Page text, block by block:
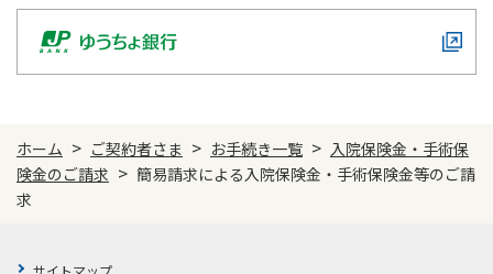
お問い合わせ
ご契約手続きの流れ
保険料のお払込方法
お問い合わせ
かんぽアプリ～かんぽの健康と安心を手のひらに～
かんぽブランド
かんぽ生命のサステナビリティ
ホーム > ご契約者さま > お手続き一覧 > 入院保険金・手術保
険金のご請求 > 簡易請求による入院保険金・手術保険金等のご請
求
サイトマップ